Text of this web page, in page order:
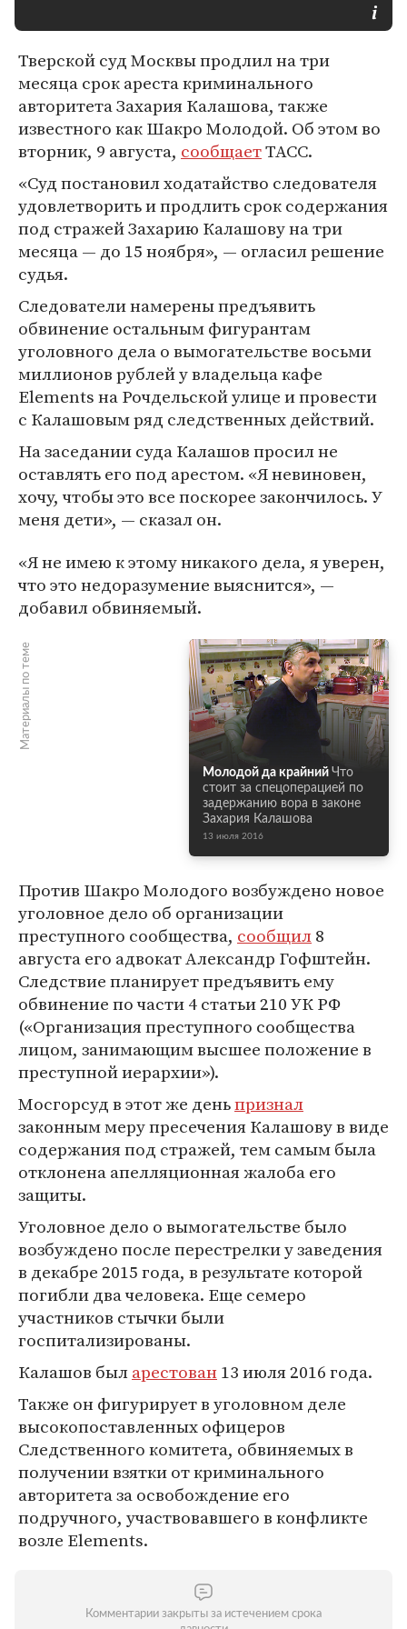
Тверской суд Москвы продлил на три
месяца срок ареста криминального
авторитета Захария Калашова, также
известного как Шакро Молодой. Об этом во
вторник, 9 августа, сообщаетТАСС.
«Суд постановил ходатайство следователя
удовлетворить и продлить срок содержания
под стражей Захарию Калашову на три
месяца — до 15 ноября», — огласил решение
судья.
Следователи намерены предъявить
обвинение остальным фигурантам
уголовного дела о вымогательстве восьми
миллионов рублей у владельца кафе
Elements на Рочдельской улице и провести
с Калашовым ряд следственных действий.
На заседании суда Калашов просил не
оставлять его под арестом. «Я невиновен,
хочу, чтобы это все поскорее закончилось. У
меня дети», — сказал он.
«Я не имею к этому никакого дела, я уверен,
что это недоразумение выяснится», —
добавил обвиняемый.
Материалы по теме
Молодой да крайний Что
стоит за спецоперацией по
задержанию вора в законе
Захария Калашова
13 июля 2016
Против Шакро Молодого возбуждено новое
уголовное дело об организации
преступного сообщества, сообщил8
августа его адвокат Александр Гофштейн.
Следствие планирует предъявить ему
обвинение по части 4 статьи 210 УК РФ
(«Организация преступного сообщества
лицом, занимающим высшее положение в
преступной иерархии»).
Мосгорсуд в этот же деньпризнал
законным меру пресечения Калашову в виде
содержания под стражей, тем самым была
отклонена апелляционная жалоба его
защиты.
Уголовное дело о вымогательстве было
возбуждено после перестрелки у заведения
в декабре 2015 года, в результате которой
погибли два человека. Еще семеро
участников стычки были
госпитализированы.
Калашов быларестован13 июля 2016 года.
Также он фигурирует в уголовном деле
высокопоставленных офицеров
Следственного комитета, обвиняемых в
получении взятки от криминального
авторитета за освобождение его
подручного, участвовавшего в конфликте
возле Elements.
Комментарии закрыты за истечением срока